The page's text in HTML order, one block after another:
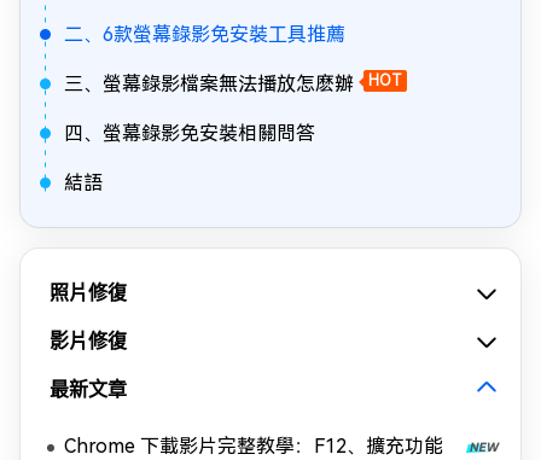
二、6款螢幕錄影免安裝工具推薦
三、螢幕錄影檔案無法播放怎麽辦 HOT
四、螢幕錄影免安裝相關問答
結語
照片修復
影片修復
最新文章
Chrome 下載影片完整教學：F12、擴充功能